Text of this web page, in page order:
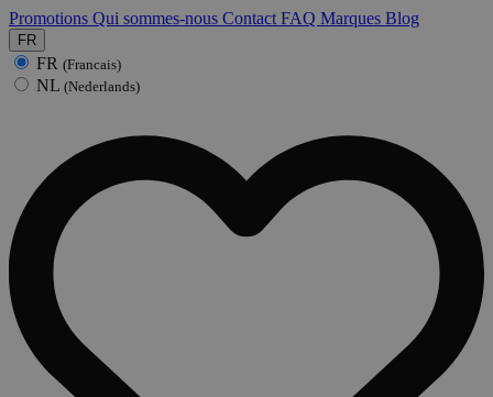
Promotions Qui sommes-nous Contact FAQ Marques Blog
FR
FR (Francais)
NL (Nederlands)